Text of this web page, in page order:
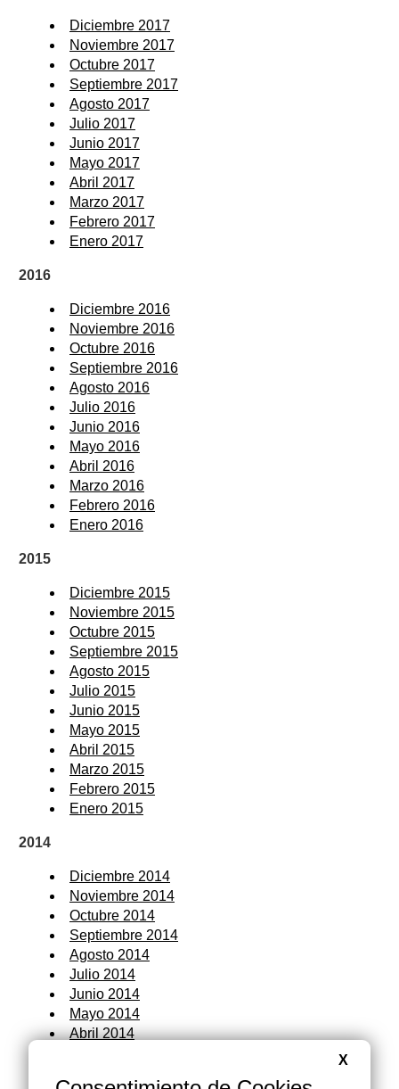
Diciembre 2017
Noviembre 2017
Octubre 2017
Septiembre 2017
Agosto 2017
Julio 2017
Junio 2017
Mayo 2017
Abril 2017
Marzo 2017
Febrero 2017
Enero 2017
2016
Diciembre 2016
Noviembre 2016
Octubre 2016
Septiembre 2016
Agosto 2016
Julio 2016
Junio 2016
Mayo 2016
Abril 2016
Marzo 2016
Febrero 2016
Enero 2016
2015
Diciembre 2015
Noviembre 2015
Octubre 2015
Septiembre 2015
Agosto 2015
Julio 2015
Junio 2015
Mayo 2015
Abril 2015
Marzo 2015
Febrero 2015
Enero 2015
2014
Diciembre 2014
Noviembre 2014
Octubre 2014
Septiembre 2014
Agosto 2014
Julio 2014
Junio 2014
Mayo 2014
Abril 2014
X